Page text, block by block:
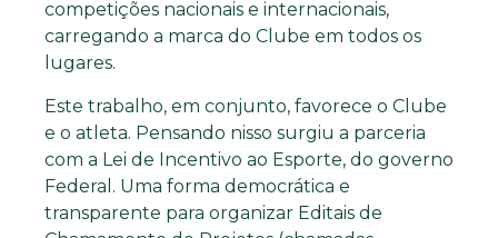
competições nacionais e internacionais,
carregando a marca do Clube em todos os
lugares.
Este trabalho, em conjunto, favorece o Clube
e o atleta. Pensando nisso surgiu a parceria
com a Lei de Incentivo ao Esporte, do governo
Federal. Uma forma democrática e
transparente para organizar Editais de